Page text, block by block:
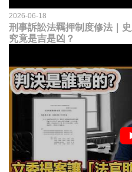
2026-06-18
刑事訴訟法羈押制度修法｜
究竟是吉是凶？